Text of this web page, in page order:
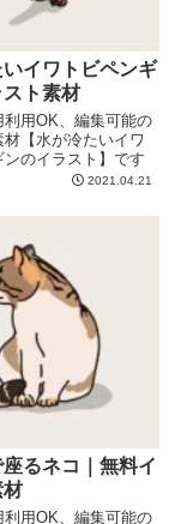
イワトビペンギ
スト素材
利用OK、編集可能の
【水が冷たいイワ
ンのイラスト】です
2021.04.21
るネコ｜無料イ
材
利用OK、編集可能の